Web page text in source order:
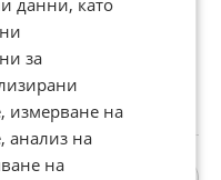
лв
ДДС
20 юли
гр.
за
измерване на
анализ на
на